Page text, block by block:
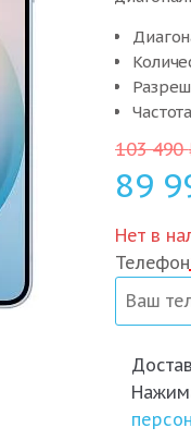
103 490
89
Нет в
Телефон